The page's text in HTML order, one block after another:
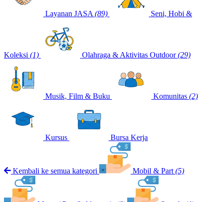
Layanan JASA (89) Seni, Hobi &
Koleksi (1) Olahraga & Aktivitas Outdoor (29)
Musik, Film & Buku Komunitas (2)
Kursus Bursa Kerja
Kembali ke semua kategori Mobil & Part (5)